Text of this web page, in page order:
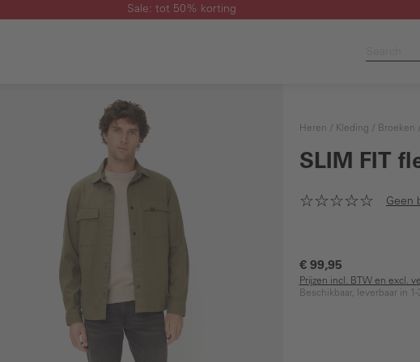
Sale: tot 50% korting
Heren Kleding Broeken
SLIM FIT
Geen
€ 99,95
Prijzen incl. BTW en excl.
Beschikbaar, leverbaar in